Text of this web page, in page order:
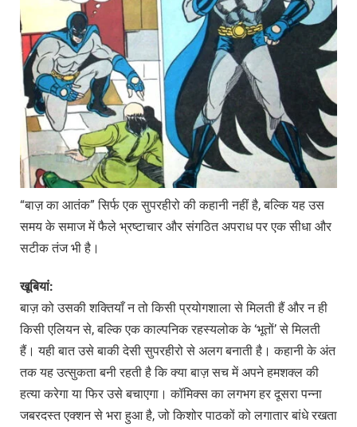
“बाज़ का आतंक” सिर्फ एक सुपरहीरो की कहानी नहीं है, बल्कि यह उस
समय के समाज में फैले भ्रष्टाचार और संगठित अपराध पर एक सीधा और
सटीक तंज भी है।
खूबियां:
बाज़ को उसकी शक्तियाँ न तो किसी प्रयोगशाला से मिलती हैं और न ही
किसी एलियन से, बल्कि एक काल्पनिक रहस्यलोक के ‘भूतों’ से मिलती
हैं। यही बात उसे बाकी देसी सुपरहीरो से अलग बनाती है। कहानी के अंत
तक यह उत्सुकता बनी रहती है कि क्या बाज़ सच में अपने हमशक्ल की
हत्या करेगा या फिर उसे बचाएगा। कॉमिक्स का लगभग हर दूसरा पन्ना
जबरदस्त एक्शन से भरा हुआ है, जो किशोर पाठकों को लगातार बांधे रखता